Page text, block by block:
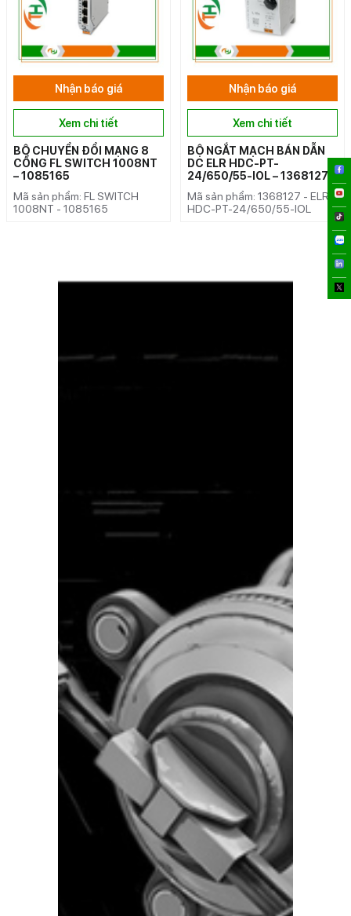
Nhận báo giá
Xem chi tiết
BỘ CHUYỂN ĐỔI MẠNG 8
CỔNG FL SWITCH 1008NT
– 1085165
Mã sản phẩm: FL SWITCH
1008NT - 1085165
Nhận báo giá
Xem chi tiết
BỘ NGẮT MẠCH BÁN DẪN
DC ELR HDC-PT-
24/650/55-IOL – 1368127
Mã sản phẩm: 1368127 - ELR
HDC-PT-24/650/55-IOL